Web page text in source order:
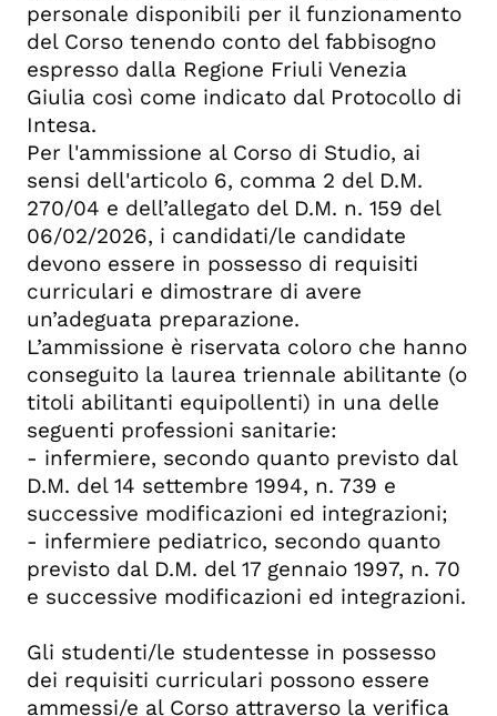
personale disponibili per il funzionamento
del Corso tenendo conto del fabbisogno
espresso dalla Regione Friuli Venezia
Giulia così come indicato dal Protocollo di
Intesa.
Per l'ammissione al Corso di Studio, ai
sensi dell'articolo 6, comma 2 del D.M.
270/04 e dell’allegato del D.M. n. 159 del
06/02/2026, i candidati/le candidate
devono essere in possesso di requisiti
curriculari e dimostrare di avere
un’adeguata preparazione.
L’ammissione è riservata coloro che hanno
conseguito la laurea triennale abilitante (o
titoli abilitanti equipollenti) in una delle
seguenti professioni sanitarie:
- infermiere, secondo quanto previsto dal
D.M. del 14 settembre 1994, n. 739 e
successive modificazioni ed integrazioni;
- infermiere pediatrico, secondo quanto
previsto dal D.M. del 17 gennaio 1997, n. 70
e successive modificazioni ed integrazioni.
Gli studenti/le studentesse in possesso
dei requisiti curriculari possono essere
ammessi/e al Corso attraverso la verifica